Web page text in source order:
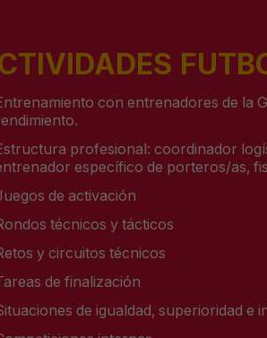
con entrenadores de la
.
profesional: coordinador
específico de porteros/as,
de activación
técnicos y tácticos
y circuitos técnicos
de finalización
de igualdad, superioridad e